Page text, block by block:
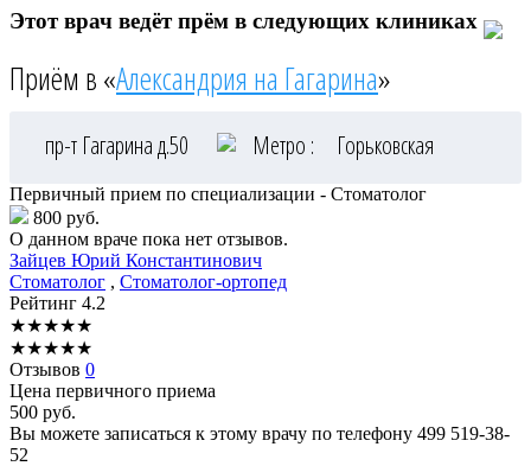
Этот врач ведёт прём в следующих клиниках
Приём в «Александрия на Гагарина»
пр-т Гагарина д.50 Метро : Горьковская
Первичный прием по специализации - Стоматолог
800 руб.
О данном враче пока нет отзывов.
Зайцев Юрий Константинович
Стоматолог , Стоматолог-ортопед
Рейтинг 4.2
★★★★★
★★★★★
Отзывов 0
Цена первичного приема
500 руб.
Вы можете записаться к этому врачу по телефону 499 519-38-
52